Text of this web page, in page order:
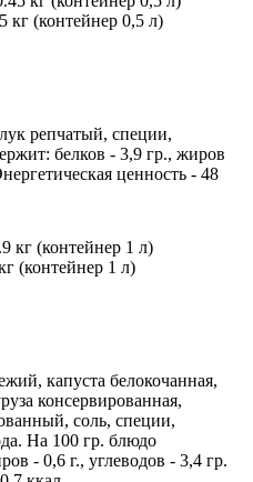
кг (контейнер 0,5 л)
репчатый, специи,
белков - 3,9 гр., жиров
ценность - 48
(контейнер 1 л)
капуста белокочанная,
консервированная,
соль, специи,
На 100 гр. блюдо
- 0,6 г., углеводов - 3,4 гр.